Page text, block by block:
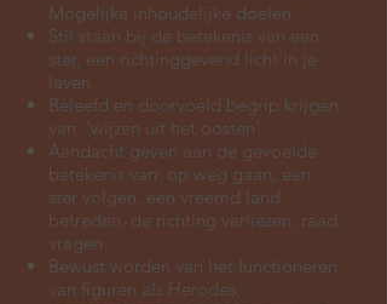
Mogelijke inhoudelijke doelen.
Stil staan bij de betekenis van een
ster, een richtinggevend licht in je
leven.
Beleefd en doorvoeld begrip krijgen
van: ‘wijzen uit het oosten’.
Aandacht geven aan de gevoelde
betekenis van: op weg gaan, een
ster volgen, een vreemd land
betreden, de richting verliezen, raad
vragen…
Bewust worden van het functioneren
van figuren als Herodes,